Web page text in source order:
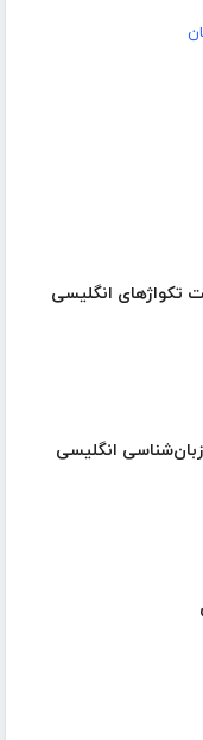
تکواژهای انگلیسی
انگلیسی